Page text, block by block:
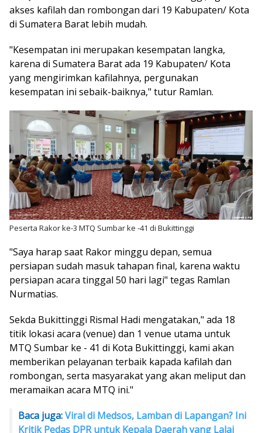
akses kafilah dan rombongan dari 19 Kabupaten/ Kota
di Sumatera Barat lebih mudah.
"Kesempatan ini merupakan kesempatan langka,
karena di Sumatera Barat ada 19 Kabupaten/ Kota
yang mengirimkan kafilahnya, pergunakan
kesempatan ini sebaik-baiknya," tutur Ramlan.
Peserta Rakor ke-3 MTQ Sumbar ke -41 di Bukittinggi
"Saya harap saat Rakor minggu depan, semua
persiapan sudah masuk tahapan final, karena waktu
persiapan acara tinggal 50 hari lagi" tegas Ramlan
Nurmatias.
Sekda Bukittinggi Rismal Hadi mengatakan," ada 18
titik lokasi acara (venue) dan 1 venue utama untuk
MTQ Sumbar ke - 41 di Kota Bukittinggi, kami akan
memberikan pelayanan terbaik kapada kafilah dan
rombongan, serta masyarakat yang akan meliput dan
meramaikan acara MTQ ini."
Baca juga:Viral di Medsos, Lamban di Lapangan? Ini
Kritik Pedas DPR untuk Kepala Daerah yang Lalai